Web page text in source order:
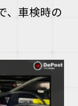
、車検時の